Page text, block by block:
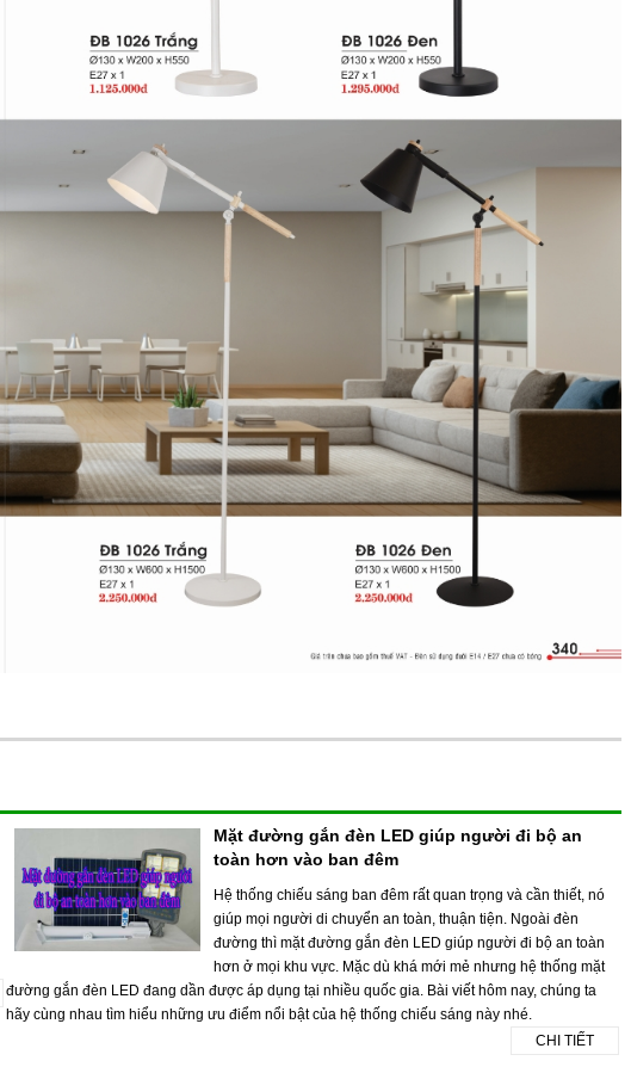
Mặt đường gắn đèn LED giúp người đi bộ an
toàn hơn vào ban đêm
Hệ thống chiếu sáng ban đêm rất quan trọng và cần thiết, nó
giúp mọi người di chuyển an toàn, thuận tiện. Ngoài đèn
đường thì mặt đường gắn đèn LED giúp người đi bộ an toàn
hơn ở mọi khu vực. Mặc dù khá mới mẻ nhưng hệ thống mặt
đường gắn đèn LED đang dần được áp dụng tại nhiều quốc gia. Bài viết hôm nay, chúng ta
hãy cùng nhau tìm hiểu những ưu điểm nổi bật của hệ thống chiếu sáng này nhé.
CHI TIẾT